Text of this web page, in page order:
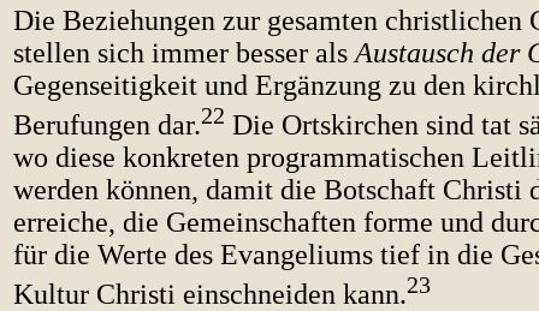
Die Beziehungen zur gesamten christlichen
stellen sich immer besser als Austausch der
Gegenseitigkeit und Ergänzung zu den
Berufungen dar.22 Die Ortskirchen sind tat
wo diese konkreten programmatischen
werden können, damit die Botschaft Christi
erreiche, die Gemeinschaften forme und
für die Werte des Evangeliums tief in die
Kultur Christi einschneiden kann.23